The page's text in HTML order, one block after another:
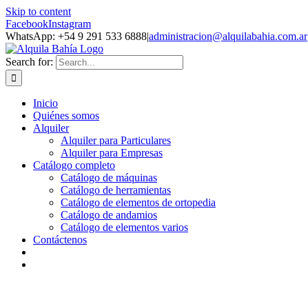
Skip to content
FacebookInstagram
WhatsApp: +54 9 291 533 6888|administracion@alquilabahia.com.ar
Search for:
Inicio
Quiénes somos
Alquiler
Alquiler para Particulares
Alquiler para Empresas
Catálogo completo
Catálogo de máquinas
Catálogo de herramientas
Catálogo de elementos de ortopedia
Catálogo de andamios
Catálogo de elementos varios
Contáctenos